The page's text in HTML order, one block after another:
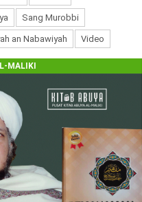
Sang Murobbi
an Nabawiyah Video
MALIKI